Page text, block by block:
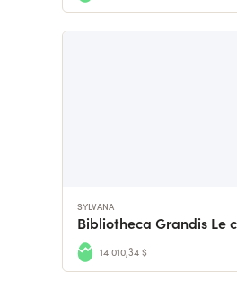
SYLVANA
14 010,34 $